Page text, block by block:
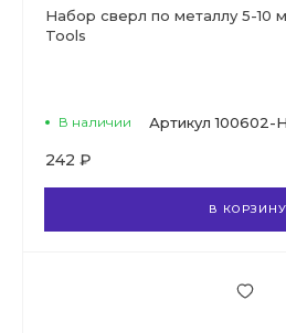
Набор сверл по металлу 5-10
Tools
В наличии Артикул 100602-
242 ₽
В КОРЗИНУ